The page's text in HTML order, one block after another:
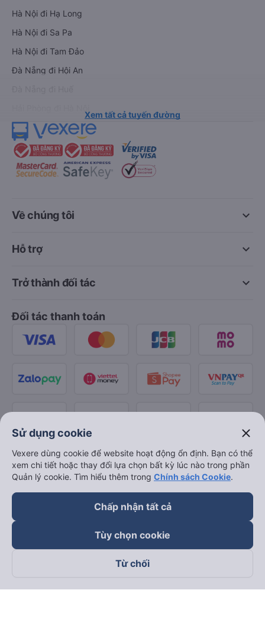
Hà Nội đi Hạ Long
Hà Nội đi Sa Pa
Hà Nội đi Tam Đảo
Đà Nẵng đi Hội An
Xem tất cả tuyến đường
keyboard_arrow_down
Về chúng tôi
keyboard_arrow_down
Hỗ trợ
keyboard_arrow_down
Trở thành đối tác
Đối tác thanh toán
Theo dõi chúng tôi trên
Sử dụng cookie close
Vexere dùng cookie để website hoạt động ổn định. Bạn có thể
xem chi tiết hoặc thay đổi lựa chọn bất kỳ lúc nào trong phần
Quản lý cookie. Tìm hiểu thêm trong Chính sách Cookie.
Chấp nhận tất cả
Tùy chọn cookie
Từ chối